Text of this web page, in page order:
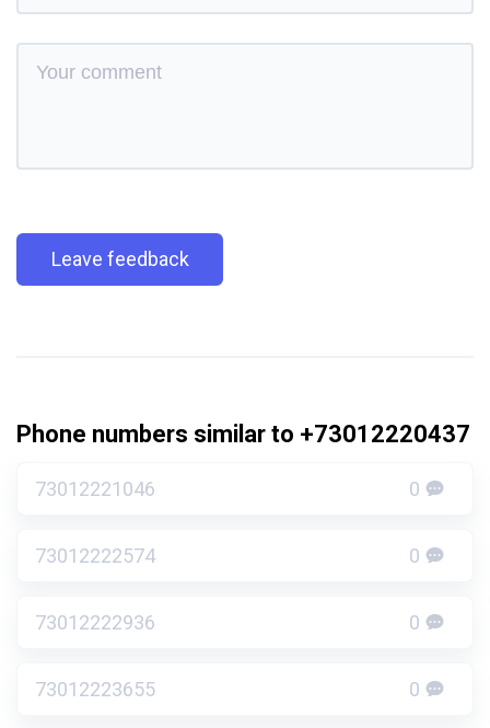
Leave feedback
Phone numbers similar to +73012220437
73012221046 0
73012222574 0
73012222936 0
73012223655 0